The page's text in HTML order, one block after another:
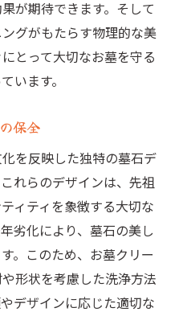
ポイント
ニングサービス紹介
要性を知る
入れる意義
る誤解を解く
の基礎知識
クリーニング
テナンスの違い
クリーニング文化
県の先祖を敬う心を守
が期待できます。そして
グがもたらす物理的な美
とって大切なお墓を守る
います。
保全
を反映した独特の墓石デ
れらのデザインは、先祖
ィティを象徴する大切な
劣化により、墓石の美し
。このため、お墓クリー
形状を考慮した洗浄方法
デザインに応じた適切な